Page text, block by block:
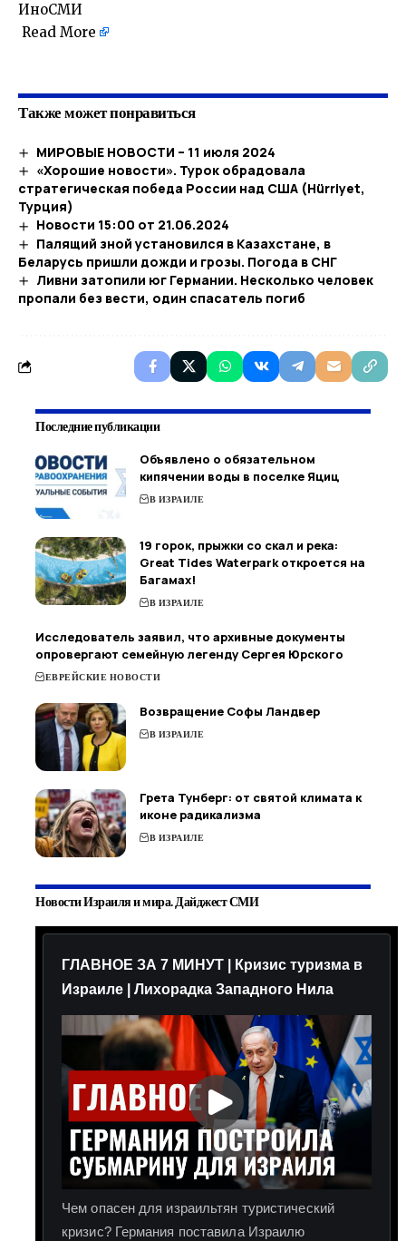
ИноСМИ
Read More
Также может понравиться
МИРОВЫЕ НОВОСТИ – 11 июля 2024
«Хорошие новости». Турок обрадовала
стратегическая победа России над США (Hürriyet,
Турция)
Новости 15:00 от 21.06.2024
Палящий зной установился в Казахстане, в
Беларусь пришли дожди и грозы. Погода в СНГ
Ливни затопили юг Германии. Несколько человек
пропали без вести, один спасатель погиб
Последние публикации
Объявлено о обязательном
кипячении воды в поселке Яциц
В ИЗРАИЛЕ
19 горок, прыжки со скал и река:
Great Tides Waterpark откроется на
Багамах!
В ИЗРАИЛЕ
Исследователь заявил, что архивные документы
опровергают семейную легенду Сергея Юрского
ЕВРЕЙСКИЕ НОВОСТИ
Возвращение Софы Ландвер
В ИЗРАИЛЕ
Грета Тунберг: от святой климата к
иконе радикализма
В ИЗРАИЛЕ
Новости Израиля и мира. Дайджест СМИ